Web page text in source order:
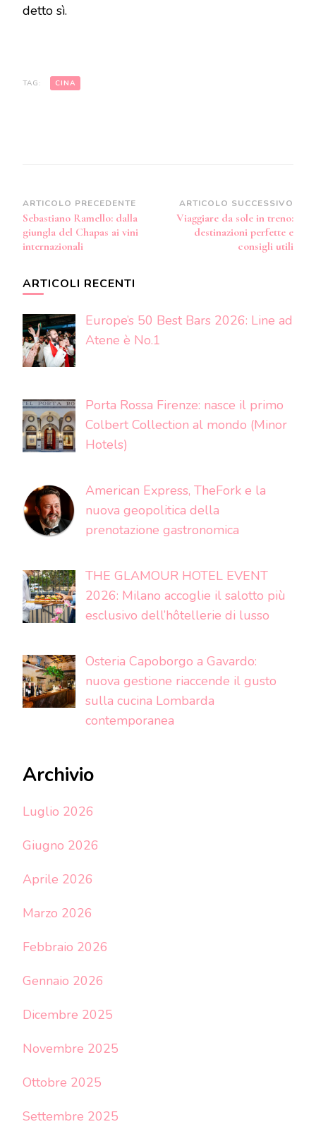
detto sì.
TAG: CINA
Navigazione
articoli
ARTICOLO PRECEDENTE
Sebastiano Ramello: dalla
giungla del Chapas ai vini
internazionali
ARTICOLO SUCCESSIVO
Viaggiare da sole in treno:
destinazioni perfette e
consigli utili
ARTICOLI RECENTI
Europe’s 50 Best Bars 2026: Line ad
Atene è No.1
Porta Rossa Firenze: nasce il primo
Colbert Collection al mondo (Minor
Hotels)
American Express, TheFork e la
nuova geopolitica della
prenotazione gastronomica
THE GLAMOUR HOTEL EVENT
2026: Milano accoglie il salotto più
esclusivo dell’hôtellerie di lusso
Osteria Capoborgo a Gavardo:
nuova gestione riaccende il gusto
sulla cucina Lombarda
contemporanea
Archivio
Luglio 2026
Giugno 2026
Aprile 2026
Marzo 2026
Febbraio 2026
Gennaio 2026
Dicembre 2025
Novembre 2025
Ottobre 2025
Settembre 2025